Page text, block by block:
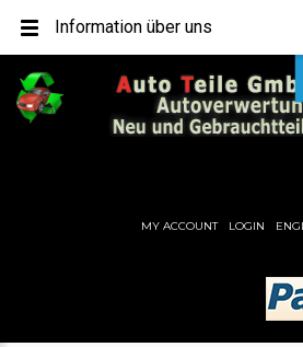
MY ACCOUNT LOGIN
Information über uns